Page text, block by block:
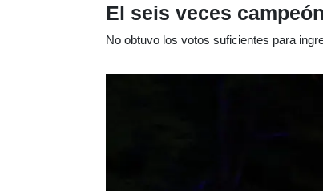
El seis veces
No obtuvo los votos suficientes para